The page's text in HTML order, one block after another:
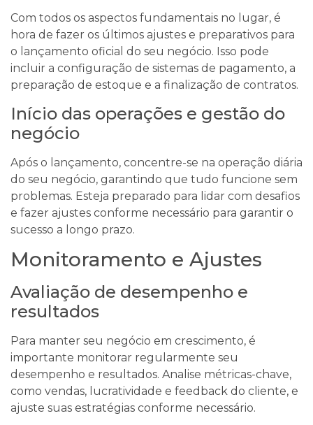
Com todos os aspectos fundamentais no lugar, é
hora de fazer os últimos ajustes e preparativos para
o lançamento oficial do seu negócio. Isso pode
incluir a configuração de sistemas de pagamento, a
preparação de estoque e a finalização de contratos.
Início das operações e gestão do
negócio
Após o lançamento, concentre-se na operação diária
do seu negócio, garantindo que tudo funcione sem
problemas. Esteja preparado para lidar com desafios
e fazer ajustes conforme necessário para garantir o
sucesso a longo prazo.
Monitoramento e Ajustes
Avaliação de desempenho e
resultados
Para manter seu negócio em crescimento, é
importante monitorar regularmente seu
desempenho e resultados. Analise métricas-chave,
como vendas, lucratividade e feedback do cliente, e
ajuste suas estratégias conforme necessário.